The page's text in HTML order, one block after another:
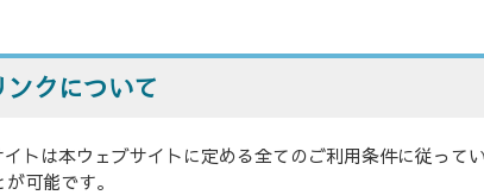
ンクについて
トは本ウェブサイトに定める全てのご利用条件に従って
可能です。